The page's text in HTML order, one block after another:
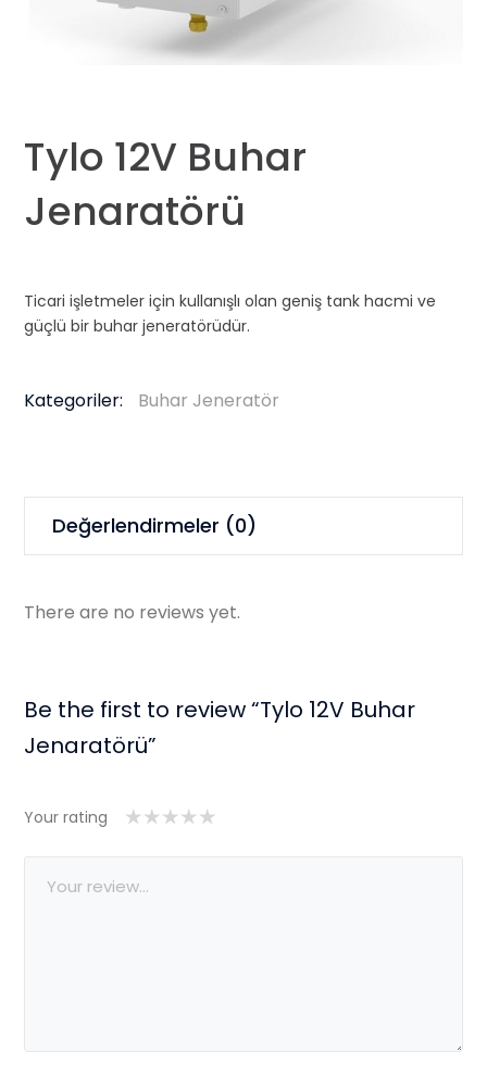
Tylo 12V Buhar
Jenaratörü
Ticari işletmeler için kullanışlı olan geniş tank hacmi ve
güçlü bir buhar jeneratörüdür.
Kategoriler: Buhar Jeneratör
Değerlendirmeler (0)
There are no reviews yet.
Be the first to review “Tylo 12V Buhar
Jenaratörü”
Your rating